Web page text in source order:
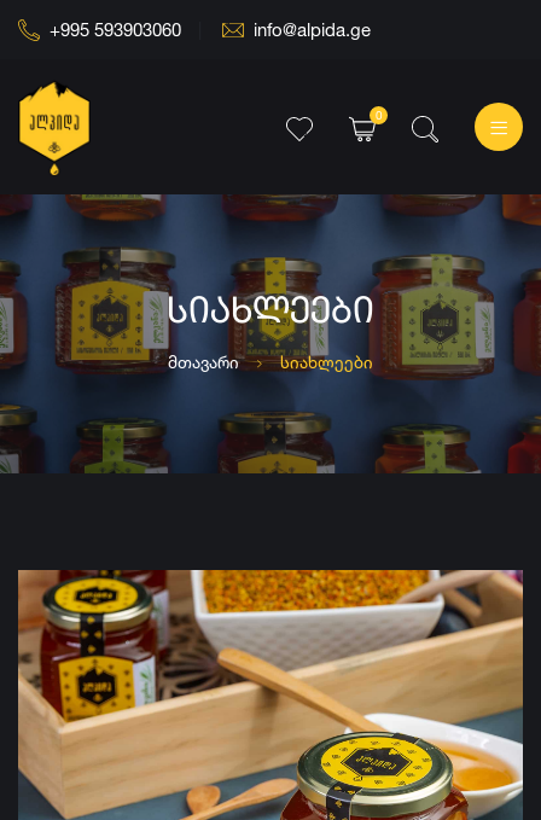
+995 593903060 info@alpida.ge
0
ᲡᲘᲐᲮᲚᲔᲔᲑᲘ
მთავარი სიახლეები